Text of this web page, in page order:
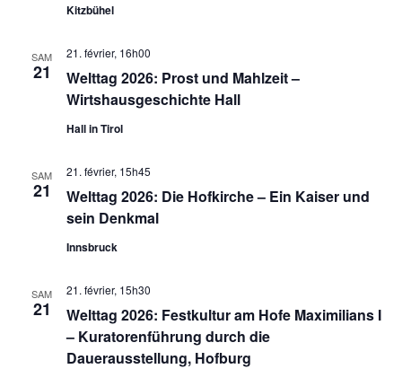
Kitzbühel
SAM
21
Welttag 2026: Prost und Mahlzeit –
Wirtshausgeschichte Hall
21. février, 16h00
Hall in Tirol
SAM
21
Welttag 2026: Die Hofkirche – Ein Kaiser und
sein Denkmal
21. février, 15h45
Innsbruck
SAM
21
Welttag 2026: Festkultur am Hofe Maximilians I
– Kuratorenführung durch die
Dauerausstellung, Hofburg
21. février, 15h30